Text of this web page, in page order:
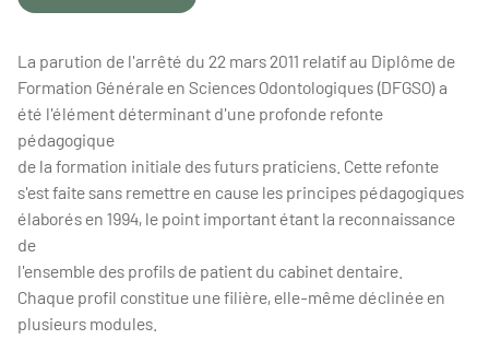
La parution de l'arrêté du 22 mars 2011 relatif au Diplôme de
Formation Générale en Sciences Odontologiques (DFGSO) a
été l'élément déterminant d'une profonde refonte
pédagogique
de la formation initiale des futurs praticiens. Cette refonte
s'est faite sans remettre en cause les principes pédagogiques
élaborés en 1994, le point important étant la reconnaissance
de
l'ensemble des profils de patient du cabinet dentaire.
Chaque profil constitue une filière, elle-même déclinée en
plusieurs modules.